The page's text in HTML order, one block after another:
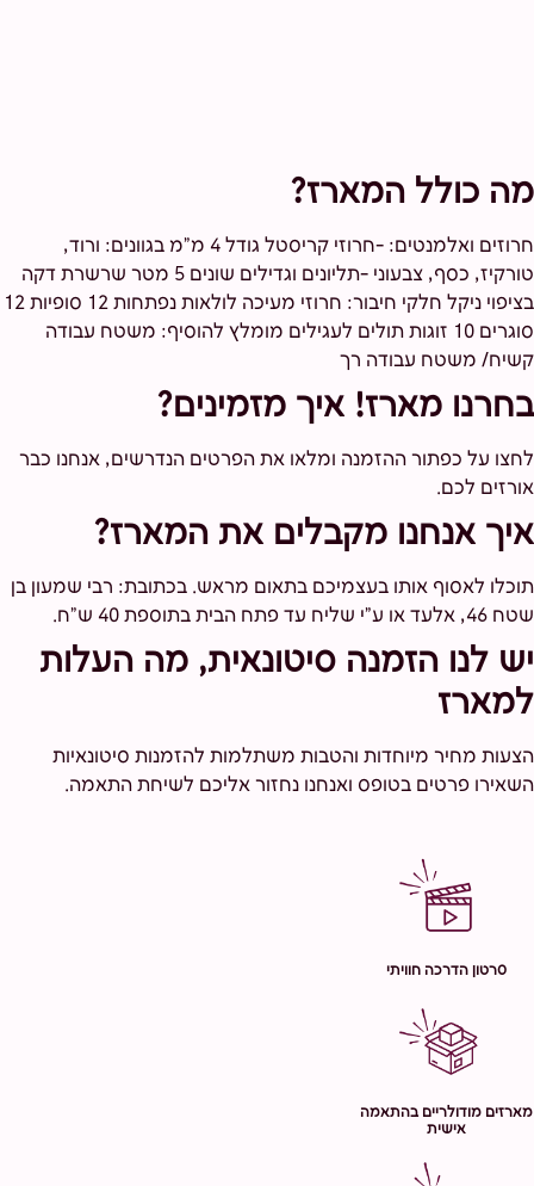
מה כולל המארז?
חרוזים ואלמנטים: -חרוזי קריסטל גודל 4 מ"מ בגוונים: ורוד,
טורקיז, כסף, צבעוני -תליונים וגדילים שונים 5 מטר שרשרת דקה
בציפוי ניקל חלקי חיבור: חרוזי מעיכה לולאות נפתחות 12 סופיות 12
סוגרים 10 זוגות תולים לעגילים מומלץ להוסיף: משטח עבודה
קשיח/ משטח עבודה רך
בחרנו מארז! איך מזמינים?
לחצו על כפתור ההזמנה ומלאו את הפרטים הנדרשים, אנחנו כבר
אורזים לכם.
איך אנחנו מקבלים את המארז?
תוכלו לאסוף אותו בעצמיכם בתאום מראש. בכתובת: רבי שמעון בן
שטח 46, אלעד או ע"י שליח עד פתח הבית בתוספת 40 ש"ח.
יש לנו הזמנה סיטונאית, מה העלות
למארז
הצעות מחיר מיוחדות והטבות משתלמות להזמנות סיטונאיות
השאירו פרטים בטופס ואנחנו נחזור אליכם לשיחת התאמה.
סרטון הדרכה חוויתי
מארזים מודולריים בהתאמה
אישית